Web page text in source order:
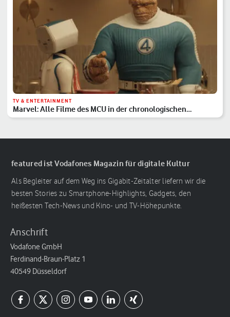
TV & ENTERTAINMENT
Marvel: Alle Filme des MCU in der chronologischen
Reihenfolge
featured ist Vodafones Magazin für digitale Kultur
Als Begleiter auf dem Weg ins Gigabit-Zeitalter liefern wir die
besten Stories zu Smartphone-Highlights, Gadgets, den
heißesten Tech-News und Kino- und TV-Höhepunkte.
Anschrift
Vodafone GmbH
Ferdinand-Braun-Platz 1
40549 Düsseldorf